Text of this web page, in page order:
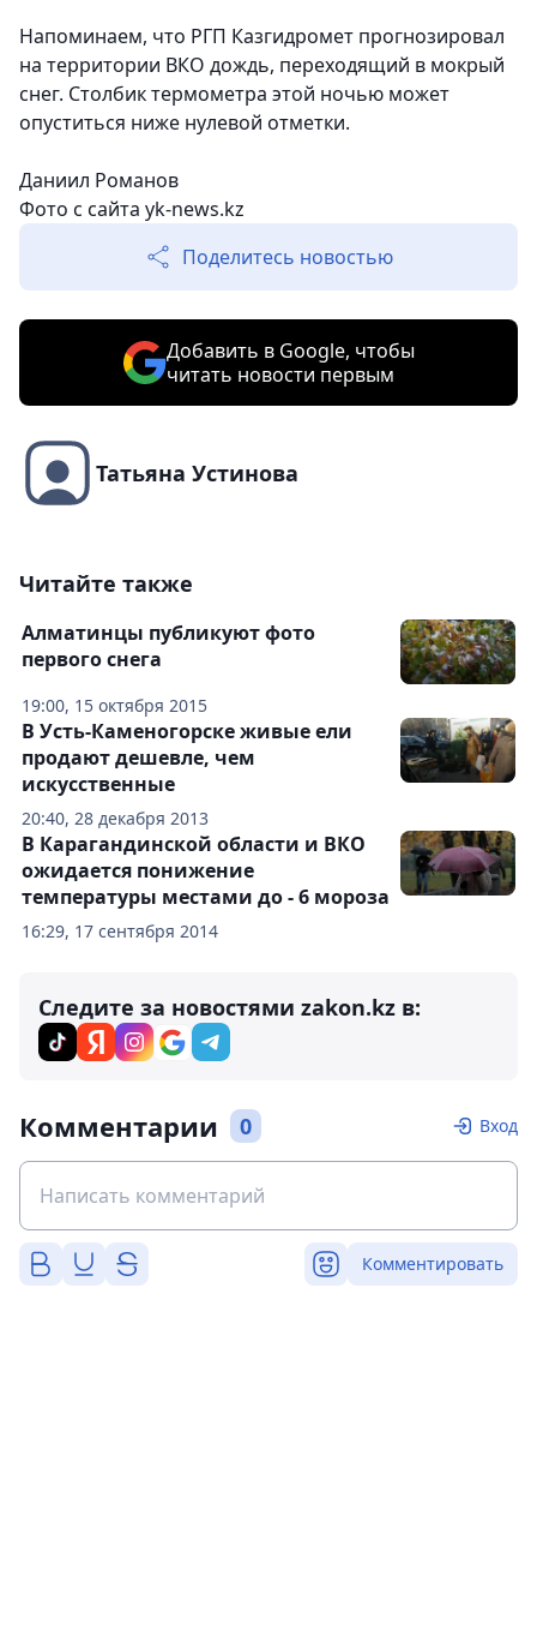
Напоминаем, что РГП Казгидромет прогнозировал
на территории ВКО дождь, переходящий в мокрый
снег. Столбик термометра этой ночью может
опуститься ниже нулевой отметки.
Даниил Романов
Фото с сайта yk-news.kz
Поделитесь новостью
Добавить в Google, чтобы
читать новости первым
Татьяна Устинова
Читайте также
19:00, 15 октября 2015
Алматинцы публикуют фото
первого снега
20:40, 28 декабря 2013
В Усть-Каменогорске живые ели
продают дешевле, чем
искусственные
16:29, 17 сентября 2014
В Карагандинской области и ВКО
ожидается понижение
температуры местами до - 6 мороза
Следите за новостями zakon.kz в:
Комментарии 0 Вход
Комментировать